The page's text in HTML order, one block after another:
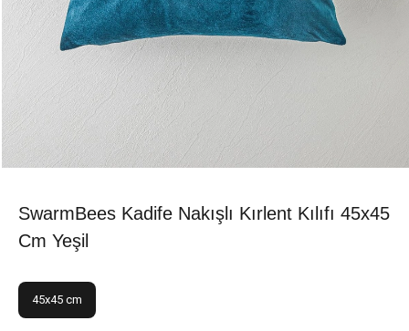
SwarmBees Kadife Nakışlı Kırlent Kılıfı 45x45
Cm Yeşil
45x45 cm